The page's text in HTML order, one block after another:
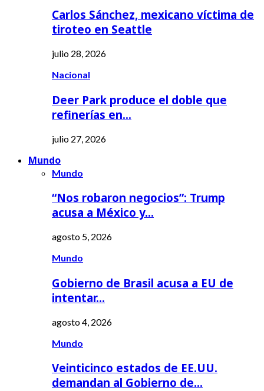
Carlos Sánchez, mexicano víctima de
tiroteo en Seattle
julio 28, 2026
Nacional
Deer Park produce el doble que
refinerías en…
julio 27, 2026
Mundo
Mundo
“Nos robaron negocios”: Trump
acusa a México y…
agosto 5, 2026
Mundo
Gobierno de Brasil acusa a EU de
intentar…
agosto 4, 2026
Mundo
Veinticinco estados de EE.UU.
demandan al Gobierno de…